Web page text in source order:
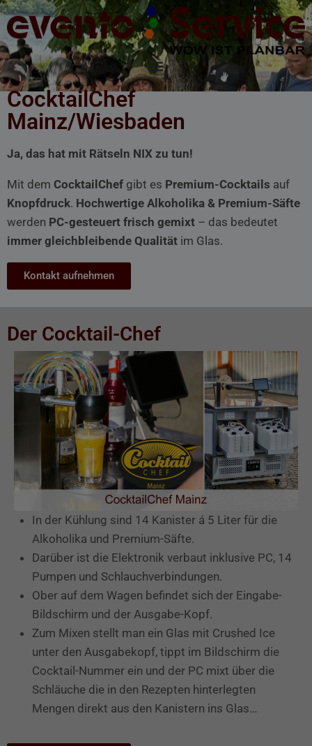
CocktailChef
Mainz/Wiesbaden
Ja, das hat mit Rätseln NIX zu tun!
Mit dem CocktailChef gibt es Premium-Cocktails auf
Knopfdruck. Hochwertige Alkoholika & Premium-Säfte
werden PC-gesteuert frisch gemixt – das bedeutet
immer gleichbleibende Qualität im Glas.
Kontakt aufnehmen
Der Cocktail-Chef
In der Kühlung sind 14 Kanister á 5 Liter für die
Alkoholika und Premium-Säfte.
Darüber ist die Elektronik verbaut inklusive PC, 14
Pumpen und Schlauchverbindungen.
Ober auf dem Wagen befindet sich der Eingabe-
Bildschirm und der Ausgabe-Kopf.
Zum Mixen stellt man ein Glas mit Crushed Ice
unter den Ausgabekopf, tippt im Bildschirm die
Cocktail-Nummer ein und der PC mixt über die
Schläuche die in den Rezepten hinterlegten
Mengen direkt aus den Kanistern ins Glas…